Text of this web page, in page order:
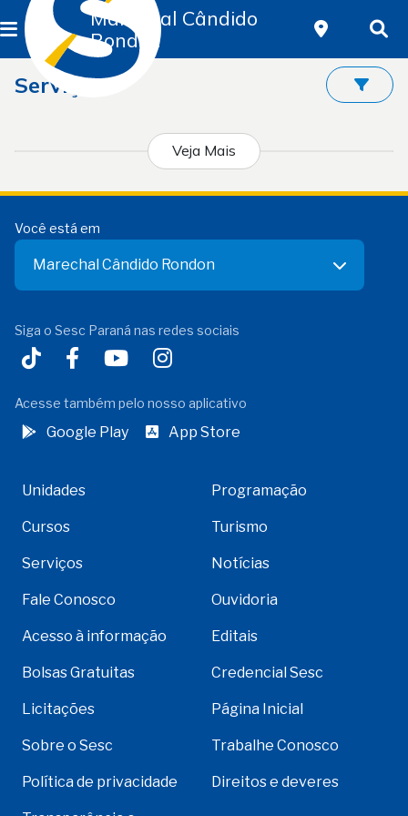
Marechal Cândido
Rondon
Serviços
Veja Mais
Você está em
Marechal Cândido Rondon
Siga o Sesc Paraná nas redes sociais
Acesse também pelo nosso aplicativo
Google Play App Store
Unidades Programação
Cursos Turismo
Serviços Notícias
Fale Conosco Ouvidoria
Acesso à informação Editais
Bolsas Gratuitas Credencial Sesc
Licitações Página Inicial
Sobre o Sesc Trabalhe Conosco
Política de privacidade Direitos e deveres